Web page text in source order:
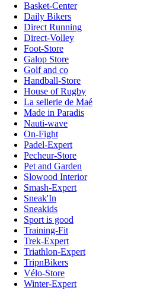
Basket-Center
Daily Bikers
Direct Running
Direct-Volley
Foot-Store
Galop Store
Golf and co
Handball-Store
House of Rugby
La sellerie de Maé
Made in Paradis
Nauti-wave
On-Fight
Padel-Expert
Pecheur-Store
Pet and Garden
Slowood Interior
Smash-Expert
Sneak'In
Sneakids
Sport is good
Training-Fit
Trek-Expert
Triathlon-Expert
TripnBikers
Vélo-Store
Winter-Expert